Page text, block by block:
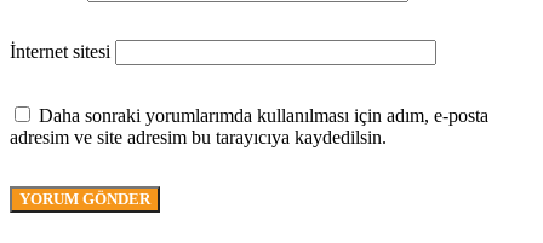
İnternet sitesi
Daha sonraki yorumlarımda kullanılması için adım, e-posta
adresim ve site adresim bu tarayıcıya kaydedilsin.